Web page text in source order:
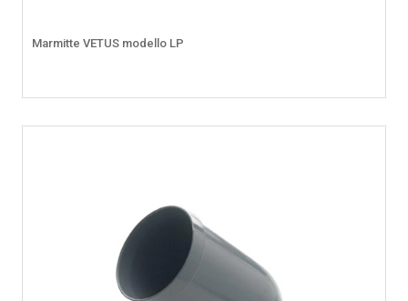
Marmitte VETUS modello LP